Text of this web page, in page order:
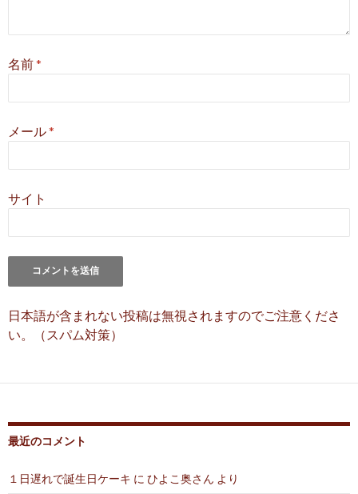
名前*
メール*
サイト
日本語が含まれない投稿は無視されますのでご注意くださ
い。（スパム対策）
最近のコメント
１日遅れで誕生日ケーキ に ひよこ奥さん より